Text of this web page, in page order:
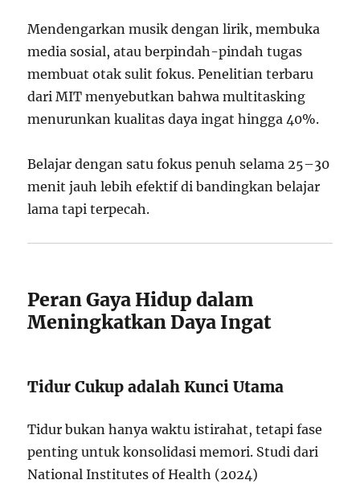
Mendengarkan musik dengan lirik, membuka
media sosial, atau berpindah-pindah tugas
membuat otak sulit fokus. Penelitian terbaru
dari MIT menyebutkan bahwa multitasking
menurunkan kualitas daya ingat hingga 40%.
Belajar dengan satu fokus penuh selama 25–30
menit jauh lebih efektif di bandingkan belajar
lama tapi terpecah.
Peran Gaya Hidup dalam
Meningkatkan Daya Ingat
Tidur Cukup adalah Kunci Utama
Tidur bukan hanya waktu istirahat, tetapi fase
penting untuk konsolidasi memori. Studi dari
National Institutes of Health (2024)